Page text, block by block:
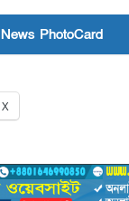
News PhotoCard
X